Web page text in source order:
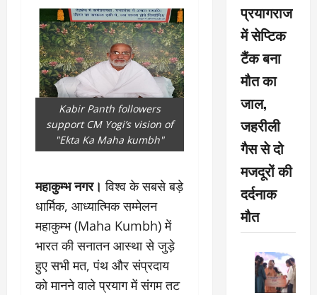
Kabir Panth followers
support CM Yogi’s vision of
"Ekta Ka Maha kumbh"
महाकुम्भ नगर। विश्व के सबसे बड़े
धार्मिक, आध्यात्मिक सम्मेलन
महाकुम्भ (Maha Kumbh) में
भारत की सनातन आस्था से जुड़े
हुए सभी मत, पंथ और संप्रदाय
को मानने वाले प्रयाग में संगम तट
प्रयागराज
में सेप्टिक
टैंक बना
मौत का
जाल,
जहरीली
गैस से दो
मजदूरों की
दर्दनाक
मौत